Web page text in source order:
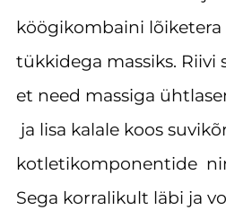
köögikombaini lõiketera
tükkidega massiks. Riivi
et need massiga
ja lisa kalale koos
kotletikomponentide
Sega korralikult läbi ja